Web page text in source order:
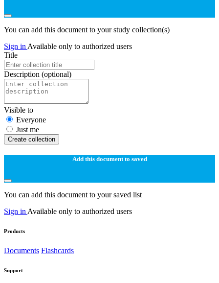
You can add this document to your study collection(s)
Sign in Available only to authorized users
Title
Description (optional)
Visible to
Everyone
Just me
Create collection
Add this document to saved
You can add this document to your saved list
Sign in Available only to authorized users
Products
Documents Flashcards
Support